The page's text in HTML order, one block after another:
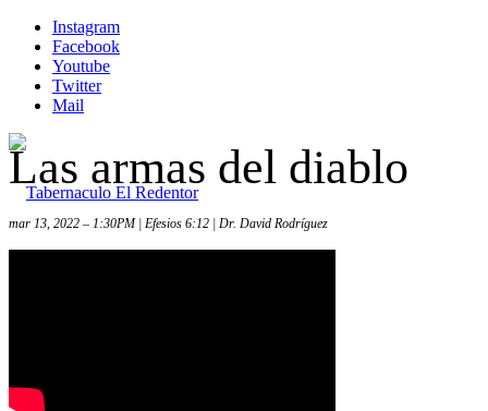
Instagram
Facebook
Youtube
Twitter
Mail
Las armas del diablo
mar 13, 2022 – 1:30PM | Efesios 6:12 | Dr. David Rodríguez